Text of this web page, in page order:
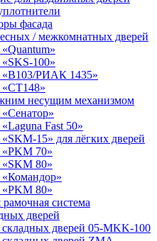
фасада
/ межкомнатных дверей
100»
«B103/РИАК 1435»
«СТ148»
несущим механизмом
Fast 50»
15» для лёгких дверей
70»
80»
80»
система
дверей
дверей 05-MKK-100